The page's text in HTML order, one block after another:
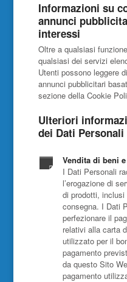
Informazioni su
annunci
interessi
Oltre a qualsiasi
qualsiasi dei servizi
Utenti possono leggere
annunci pubblicitari
sezione della Cookie
Ulteriori
dei Dati Personali
Vendita di beni
I Dati Personali
l’erogazione di
di prodotti, inclusi
consegna. I Dati
perfezionare il
relativi alla carta
utilizzato per il
pagamento
da questo Sito
pagamento